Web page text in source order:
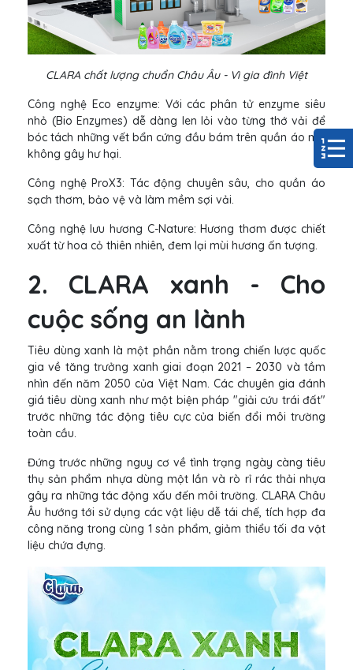
CLARA chất lượng chuẩn Châu Âu - Vì gia đình Việt
Công nghệ Eco enzyme: Với các phân tử enzyme siêu
nhỏ (Bio Enzymes) dễ dàng len lỏi vào từng thớ vải để
bóc tách những vết bẩn cứng đầu bám trên quần áo mà
không gây hư hại.
Công nghệ ProX3: Tác động chuyên sâu, cho quần áo
sạch thơm, bảo vệ và làm mềm sợi vải.
Công nghệ lưu hương C-Nature: Hương thơm được chiết
xuất từ hoa cỏ thiên nhiên, đem lại mùi hương ấn tượng.
2. CLARA xanh - Cho
cuộc sống an lành
Tiêu dùng xanh là một phần nằm trong chiến lược quốc
gia về tăng trưởng xanh giai đoạn 2021 – 2030 và tầm
nhìn đến năm 2050 của Việt Nam. Các chuyên gia đánh
giá tiêu dùng xanh như một biện pháp "giải cứu trái đất"
trước những tác động tiêu cực của biến đổi môi trường
toàn cầu.
Đứng trước những nguy cơ về tình trạng ngày càng tiêu
thụ sản phẩm nhựa dùng một lần và rò rỉ rác thải nhựa
gây ra những tác động xấu đến môi trường. CLARA Châu
Âu hướng tới sử dụng các vật liệu dễ tái chế, tích hợp đa
công năng trong cùng 1 sản phẩm, giảm thiểu tối đa vật
liệu chứa đựng.